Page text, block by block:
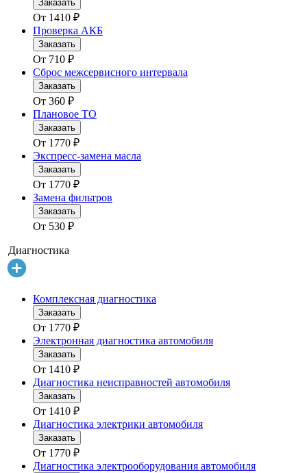
Заказать
От 1410 ₽
Проверка АКБ
Заказать
От 710 ₽
Сброс межсервисного интервала
Заказать
От 360 ₽
Плановое ТО
Заказать
От 1770 ₽
Экспресс-замена масла
Заказать
От 1770 ₽
Замена фильтров
Заказать
От 530 ₽
Диагностика
Комплексная диагностика
Заказать
От 1770 ₽
Электронная диагностика автомобиля
Заказать
От 1410 ₽
Диагностика неисправностей автомобиля
Заказать
От 1410 ₽
Диагностика электрики автомобиля
Заказать
От 1770 ₽
Диагностика электрооборудования автомобиля